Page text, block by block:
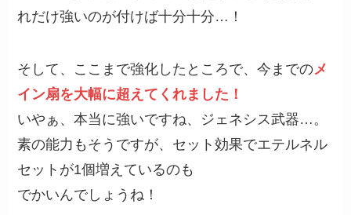
れだけ強いのが付けば十分十分…！
そして、ここまで強化したところで、今までのメ
イン扇を大幅に超えてくれました！
いやぁ、本当に強いですね、ジェネシス武器…。
素の能力もそうですが、セット効果でエテルネル
セットが1個増えているのも
でかいんでしょうね！